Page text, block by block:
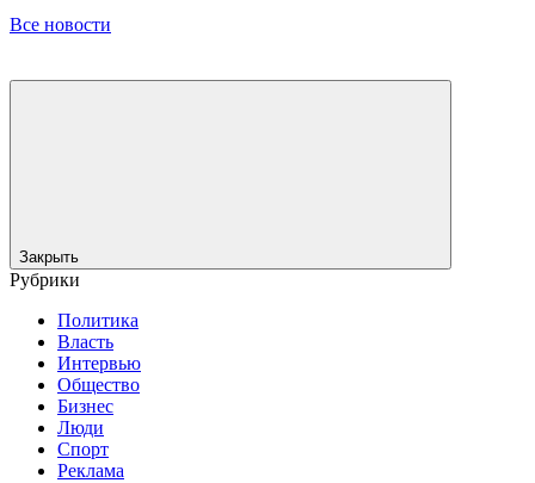
Все новости
Закрыть
Рубрики
Политика
Власть
Интервью
Общество
Бизнес
Люди
Спорт
Реклама